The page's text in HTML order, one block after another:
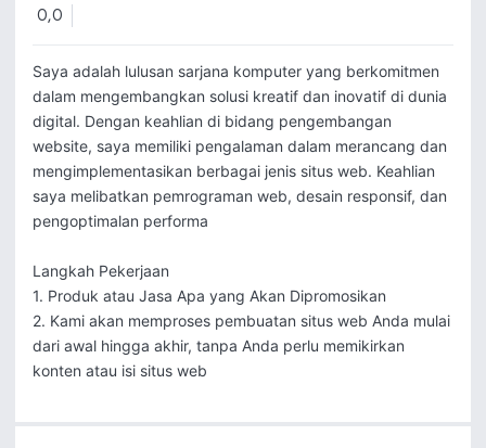
0,0
Saya adalah lulusan sarjana komputer yang berkomitmen
dalam mengembangkan solusi kreatif dan inovatif di dunia
digital. Dengan keahlian di bidang pengembangan
website, saya memiliki pengalaman dalam merancang dan
mengimplementasikan berbagai jenis situs web. Keahlian
saya melibatkan pemrograman web, desain responsif, dan
pengoptimalan performa
Langkah Pekerjaan
1. Produk atau Jasa Apa yang Akan Dipromosikan
2. Kami akan memproses pembuatan situs web Anda mulai
dari awal hingga akhir, tanpa Anda perlu memikirkan
konten atau isi situs web